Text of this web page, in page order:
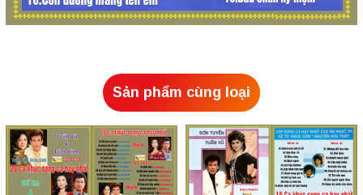
Sản phẩm cùng loại